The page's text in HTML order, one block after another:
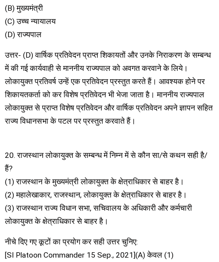
(B) मुख्यमंत्री
(C) उच्च न्यायालय
(D) राज्यपाल
उत्तर- (D) वार्षिक प्रतिवेदन प्राप्त शिकायतों और उनके निराकरण के सम्बन्ध
में की गई कार्यवाही से माननीय राज्यपाल को अवगत करवाने के लिये।
लोकायुक्त प्रतिवर्ष उन्हें एक प्रतिवेदन प्रस्तुत करते हैं। आवश्यक होने पर
शिकायतकर्ता को कर विशेष प्रतिवेदन भी भेजा जाता है। माननीय राज्यपाल
लोकायुक्त से प्राप्त विशेष प्रतिवेदन और वार्षिक प्रतिवेदन अपने ज्ञापन सहित
राज्य विधानसभा के पटल पर प्रस्तुत करवाते हैं।
20. राजस्थान लोकायुक्त के सम्बन्ध में निम्न में से कौन सा/से कथन सही है/
हैं?
(1) राजस्थान के मुख्यमंत्री लोकायुक्त के क्षेत्राधिकार से बाहर है।
(2) महालेखाकार, राजस्थान, लोकायुक्त के क्षेत्राधिकार से बाहर है।
(3) राजस्थान राज्य विधान सभा, सचिवालय के अधिकारी और कर्मचारी
लोकायुक्त के क्षेत्राधिकार से बाहर है।
नीचे दिए गए कूटों का प्रयोग कर सही उत्तर चुनिए:
[SI Platoon Commander 15 Sep., 2021](A) केवल (1)